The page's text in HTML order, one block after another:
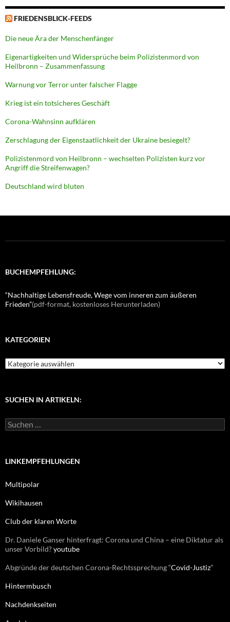
FRIEDENSBLICK-FEEDS
Die neue Ära der Menschenfänger
Eigenartigkeiten und Widersprüche beim Polizistenmord von
Heilbronn – Zusammenfassung
Warnung vor Terror unter falscher Flagge
Krieg ist ein totsicheres Geschäft
Corona-Wahnsinn aufklären
Zerschlagung der Eigenstaatlichkeit der Ukraine besiegelt?
Polizistenmord von Heilbronn – wechselten Polizisten kurz vor
Angriff die Streifenwagen?
Deutschland wird bluten
BUCHEMPFEHLUNG:
“Nachhaltige Lebensfreude, Wege vom inneren zum äußeren
Frieden”(pdf-format, kostenloses Herunterladen)
KATEGORIEN
K
g
r
SUCHEN IN ARTIKELN:
S
u
e
a
h
LINKEMPFEHLUNGEN
Multipolar
Wikihausen
Club der klaren Worte
Dr. Daniele Ganser hinterfragt: Corona und China – eine Diktatur als
unser Vorbild?youtube
Abgründe der deutschen Corona-Rechtssprechung “Covid-Justiz”
Hintermbusch
Nachdenkseiten